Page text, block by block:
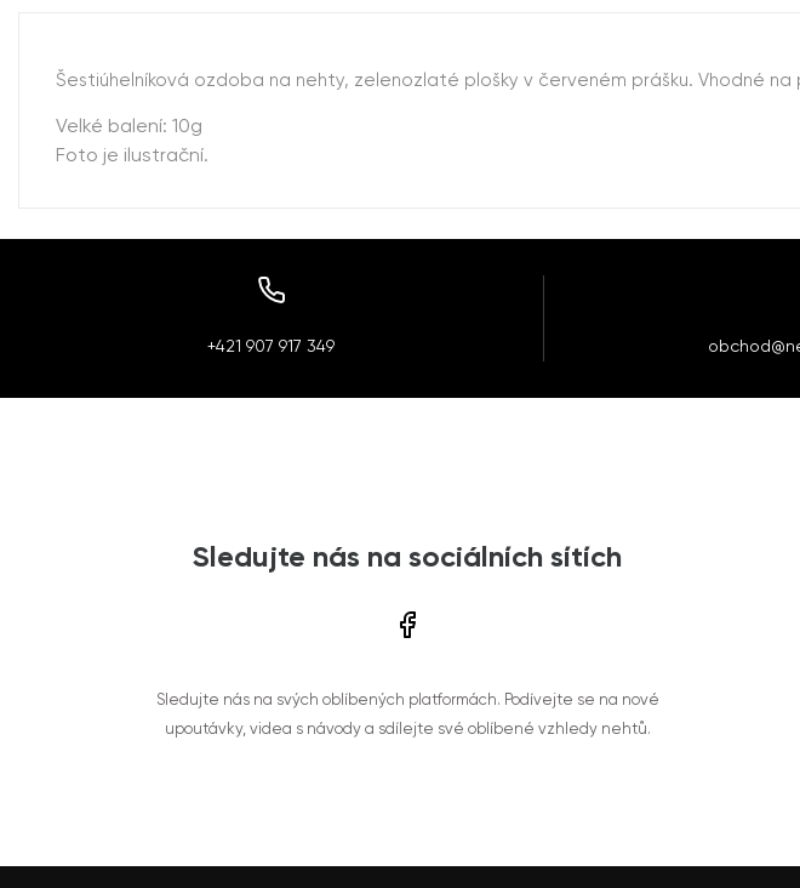
Šestiúhelníková ozdoba na nehty, zelenozlaté plošky v červeném prášku. Vhodné
Velké balení: 10g
Foto je ilustrační.
+421 907 917 349
Sledujte nás na sociálních sítích
Sledujte nás na svých oblíbených platformách. Podívejte se na nové
upoutávky, videa s návody a sdílejte své oblíbené vzhledy nehtů.